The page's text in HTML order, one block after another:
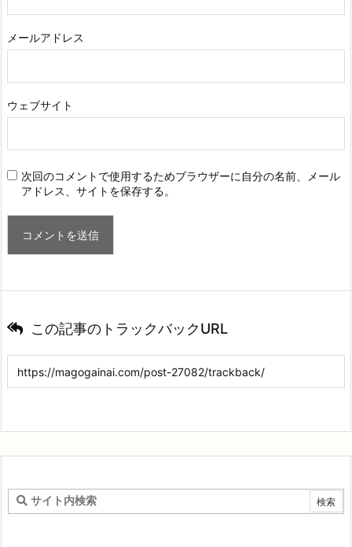
メールアドレス
ウェブサイト
次回のコメントで使用するためブラウザーに自分の名前、メール
アドレス、サイトを保存する。
この記事のトラックバックURL